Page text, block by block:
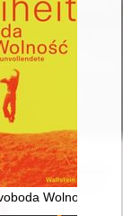
1589-1595 :
Wolność :